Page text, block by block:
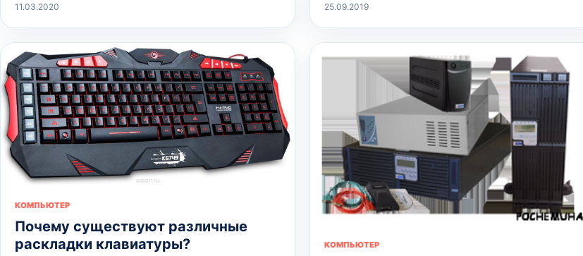
11.03.2020 25.09.2019
КОМПЬЮТЕР
Почему существуют различные
раскладки клавиатуры?
КОМПЬЮТЕР